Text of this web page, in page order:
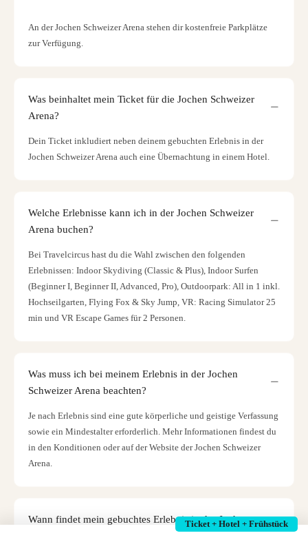
An der Jochen Schweizer Arena stehen dir kostenfreie Parkplätze
zur Verfügung.
Was beinhaltet mein Ticket für die Jochen Schweizer
Arena?
Dein Ticket inkludiert neben deinem gebuchten Erlebnis in der
Jochen Schweizer Arena auch eine Übernachtung in einem Hotel.
Welche Erlebnisse kann ich in der Jochen Schweizer
Arena buchen?
Bei Travelcircus hast du die Wahl zwischen den folgenden
Erlebnissen: Indoor Skydiving (Classic & Plus), Indoor Surfen
(Beginner I, Beginner II, Advanced, Pro), Outdoorpark: All in 1 inkl.
Hochseilgarten, Flying Fox & Sky Jump, VR: Racing Simulator 25
min und VR Escape Games für 2 Personen.
Was muss ich bei meinem Erlebnis in der Jochen
Schweizer Arena beachten?
Je nach Erlebnis sind eine gute körperliche und geistige Verfassung
sowie ein Mindestalter erforderlich. Mehr Informationen findest du
in den Konditionen oder auf der Website der Jochen Schweizer
Arena.
Wann findet mein gebuchtes Erlebnis in der Jochen
Ticket + Hotel + Frühstück